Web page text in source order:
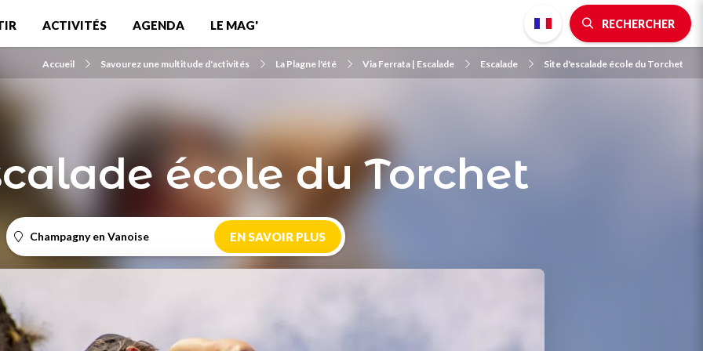
ACTIVITÉS AGENDA LE MAG' RECHERCHER
Accueil Savourez une multitude d'activités La Plagne l'été Via Ferrata | Escalade Escalade Site d'escalade école du Torchet
école du Torchet
Champagny en Vanoise EN SAVOIR PLUS